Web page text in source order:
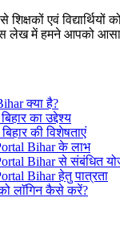
एवं
लेख में हमने आपको
क्या है?
का उद्देश्य
बिहार की विशेषताएं
Bihar के लाभ
Bihar से संबंधित
Bihar हेतु पात्रता
को लाॅगिन कैसे करें?